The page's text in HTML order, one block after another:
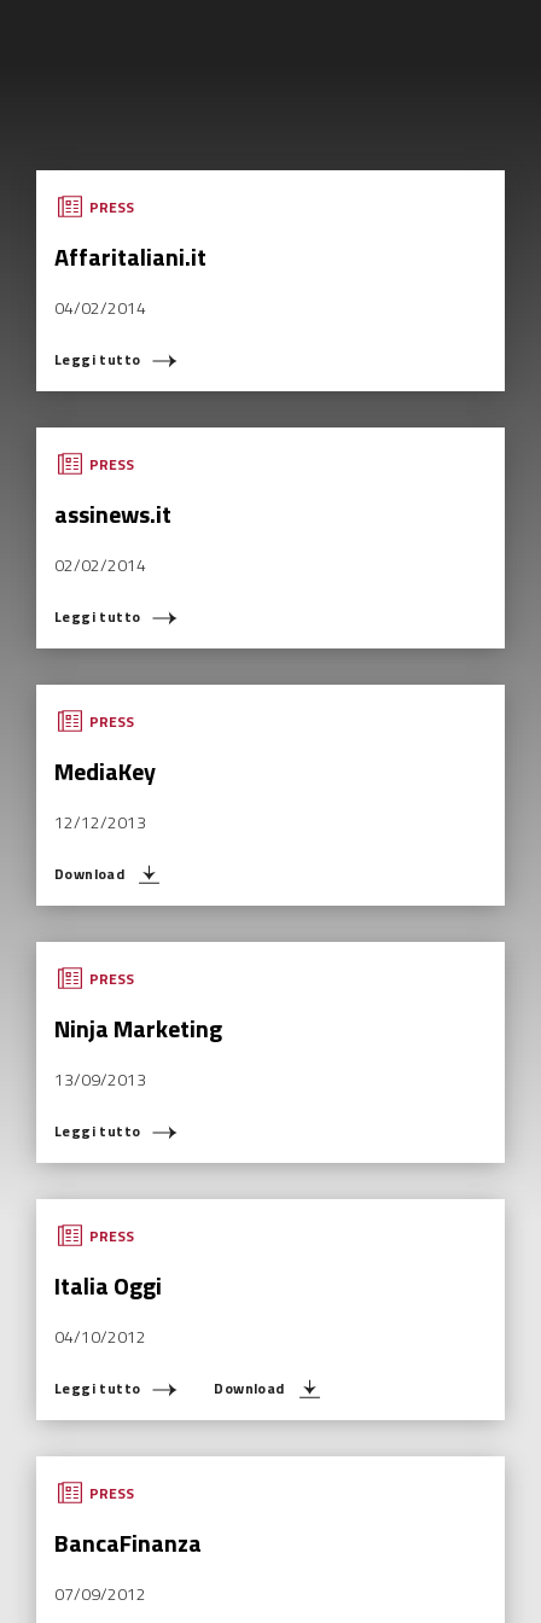
PRESS
Affaritaliani.it
04/02/2014
Leggi tutto
PRESS
assinews.it
02/02/2014
Leggi tutto
PRESS
MediaKey
12/12/2013
Download
PRESS
Ninja Marketing
13/09/2013
Leggi tutto
PRESS
Italia Oggi
04/10/2012
Leggi tutto Download
PRESS
BancaFinanza
07/09/2012
COSA STAI CERCANDO?